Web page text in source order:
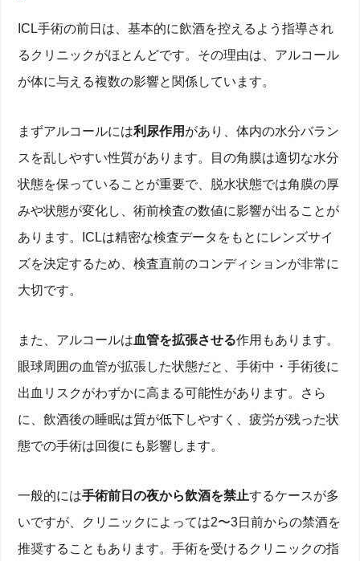
ICL手術の前日は、基本的に飲酒を控えるよう指導され
るクリニックがほとんどです。その理由は、アルコール
が体に与える複数の影響と関係しています。
まずアルコールには利尿作用 があり、体内の水分バラン
スを乱しやすい性質があります。目の角膜は適切な水分
状態を保っていることが重要で、脱水状態では角膜の厚
みや状態が変化し、術前検査の数値に影響が出ることが
あります。ICLは精密な検査データをもとにレンズサイ
ズを決定するため、検査直前のコンディションが非常に
大切です。
また、アルコールは血管を拡張させる作用もあります。
眼球周囲の血管が拡張した状態だと、手術中・手術後に
出血リスクがわずかに高まる可能性があります。さら
に、飲酒後の睡眠は質が低下しやすく、疲労が残った状
態での手術は回復にも影響します。
一般的には手術前日の夜から飲酒を禁止するケースが多
いですが、クリニックによっては2〜3日前からの禁酒を
推奨することもあります。手術を受けるクリニックの指